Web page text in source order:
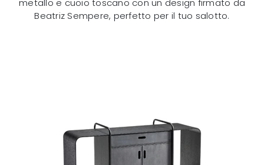
metallo e cuoio toscano con un design firmato da
Beatriz Sempere, perfetto per il tuo salotto.